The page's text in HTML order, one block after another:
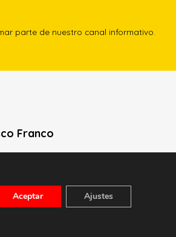
parte de nuestro canal informativo.
Franco
Aceptar Ajustes